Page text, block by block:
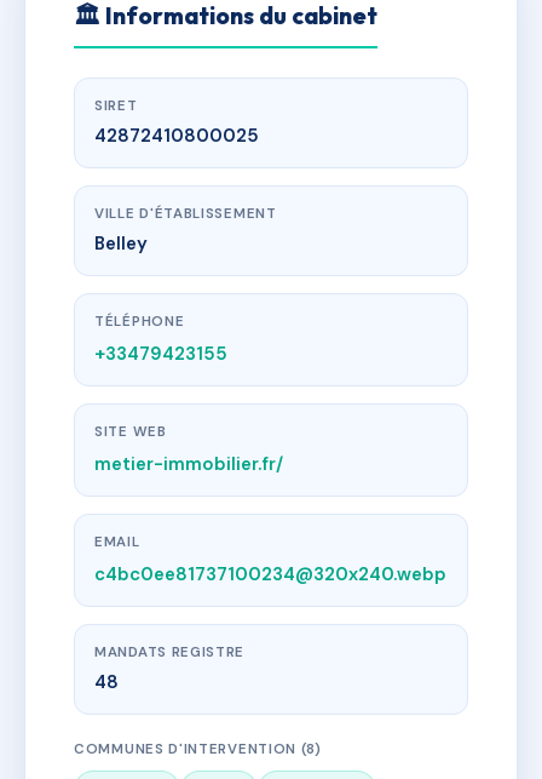
🏛 Informations du cabinet
SIRET
42872410800025
VILLE D'ÉTABLISSEMENT
Belley
TÉLÉPHONE
+33479423155
SITE WEB
metier-immobilier.fr/
EMAIL
c4bc0ee81737100234@320x240.webp
MANDATS REGISTRE
48
COMMUNES D'INTERVENTION (8)